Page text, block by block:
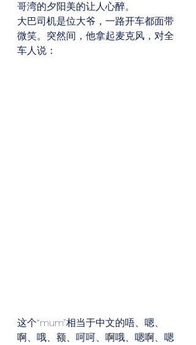
哥湾的夕阳美的让人心醉。
大巴司机是位大爷，一路开车都面带
微笑。突然间，他拿起麦克风，对全
车人说：
这个“mum”相当于中文的唔、嗯、
啊、哦、额、呵呵、啊哦、嗯啊、嗯